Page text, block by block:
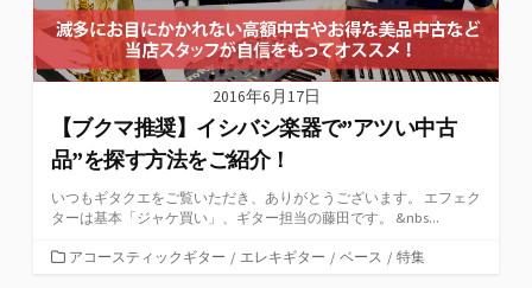
2016年6月17日
【ブクマ推奨】イシバシ楽器で”アツい中古
品”を探す方法をご紹介！
いつもギタクエをご覧いただき、ありがとうございます。 エフェク
ターは基本「ジャケ買い」、ギター担当の藤田です。 &nbs...
カアコースティックギター / エレキギター / ベース / 特集